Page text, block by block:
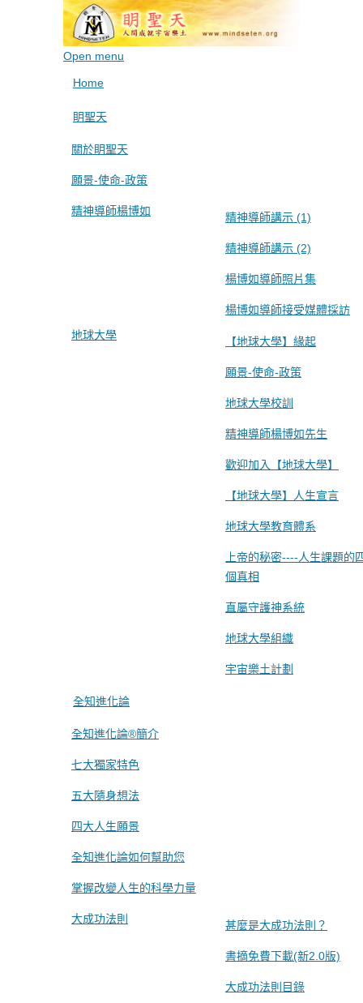
Open menu
Home
眀聖天
關於眀聖天
願景-使命-政策
精神導師楊博如 精神導師講示 (1)
精神導師講示 (2)
楊博如導師照片集
楊博如導師接受媒體採訪
地球大學
【地球大學】緣起
願景-使命-政策
地球大學校訓
精神導師楊博如先生
歡迎加入【地球大學】
【地球大學】人生宣言
地球大學教育體系
上帝的秘密----人生課題的
個真相
直屬守護神系統
地球大學組織
宇宙樂土計劃
全知進化論
全知進化論®簡介
七大獨家特色
五大隨身想法
四大人生願景
全知進化論如何幫助您
掌握改變人生的科學力量
大成功法則 甚麼是大成功法則？
書摘免費下載(新2.0版)
大成功法則目錄